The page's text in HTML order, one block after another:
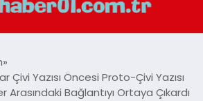
Çivi Yazısı Öncesi Proto-Çivi Yazısı
Arasındaki Bağlantıyı Ortaya Çıkardı